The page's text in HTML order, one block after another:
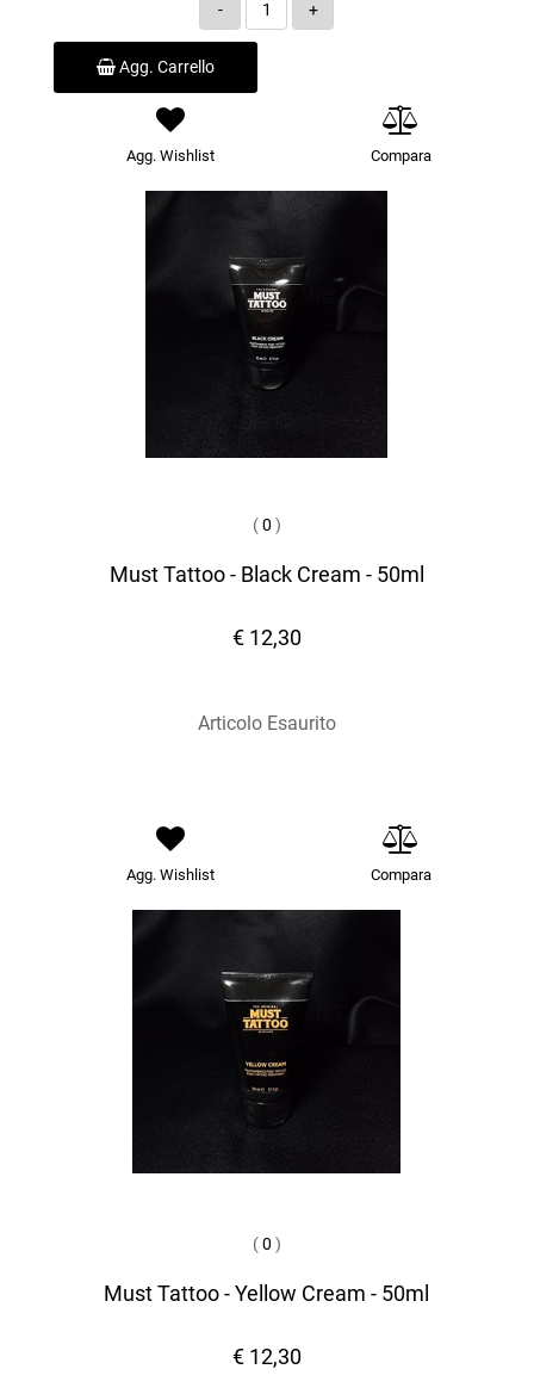
Agg. Carrello
Agg. Wishlist Compara
(0 )
Must Tattoo - Black Cream - 50ml
€ 12,30
Articolo Esaurito
Agg. Wishlist Compara
(0 )
Must Tattoo - Yellow Cream - 50ml
€ 12,30